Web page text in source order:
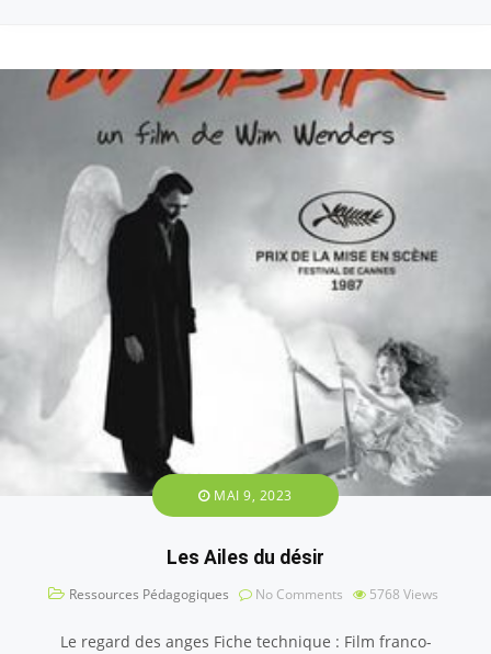
MAI 9, 2023
Les Ailes du désir
Ressources Pédagogiques No Comments 5768 Views
Le regard des anges Fiche technique : Film franco-